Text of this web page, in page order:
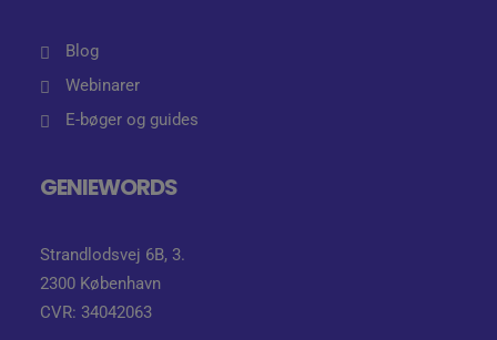
Blog
Webinarer
E-bøger og guides
GENIEWORDS
Strandlodsvej 6B, 3.
2300 København
CVR: 34042063